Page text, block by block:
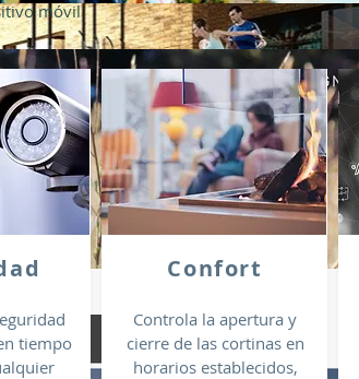
móvil
tiempo
Confort
Controla la apertura y
cierre de las cortinas en
horarios establecidos,